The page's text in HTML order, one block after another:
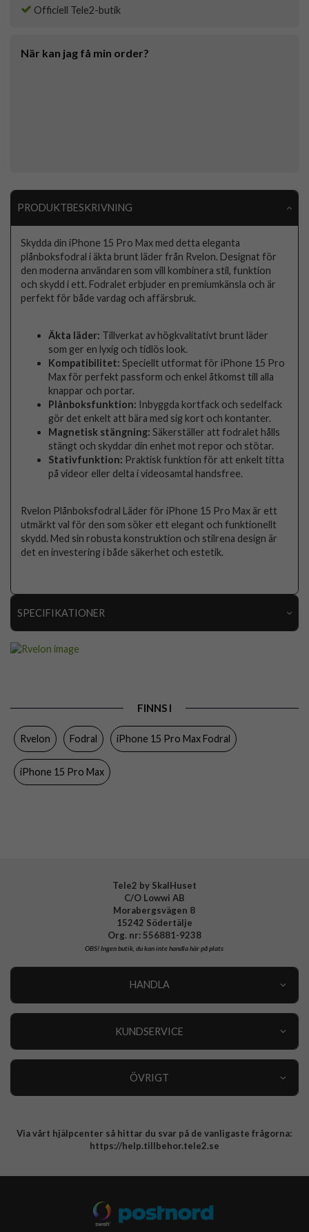
Officiell Tele2-butik
När kan jag få min order?
PRODUKTBESKRIVNING
Skydda din iPhone 15 Pro Max med detta eleganta
plånboksfodral i äkta brunt läder från Rvelon. Designat för
den moderna användaren som vill kombinera stil, funktion
och skydd i ett. Fodralet erbjuder en premiumkänsla och är
perfekt för både vardag och affärsbruk.
Äkta läder: Tillverkat av högkvalitativt brunt läder
som ger en lyxig och tidlös look.
Kompatibilitet: Speciellt utformat för iPhone 15 Pro
Max för perfekt passform och enkel åtkomst till alla
knappar och portar.
Plånboksfunktion: Inbyggda kortfack och sedelfack
gör det enkelt att bära med sig kort och kontanter.
Magnetisk stängning: Säkerställer att fodralet hålls
stängt och skyddar din enhet mot repor och stötar.
Stativfunktion: Praktisk funktion för att enkelt titta
på videor eller delta i videosamtal handsfree.
Rvelon Plånboksfodral Läder för iPhone 15 Pro Max är ett
utmärkt val för den som söker ett elegant och funktionellt
skydd. Med sin robusta konstruktion och stilrena design är
det en investering i både säkerhet och estetik.
SPECIFIKATIONER
Kortfack, Magnetstängning
Färg
Varumärke
FINNS I
Rvelon Fodral iPhone 15 Pro Max Fodral
iPhone 15 Pro Max
Tele2 by SkalHuset
C/O Lowwi AB
Morabergsvägen 8
15242 Södertälje
Org. nr: 556881-9238
OBS!Ingen butik, du kan inte handla här på plats
HANDLA
KUNDSERVICE
ÖVRIGT
Integritetspolicy
Via vårt hjälpcenter så hittar du svar på de vanligaste frågorna:
https://help.tillbehor.tele2.se